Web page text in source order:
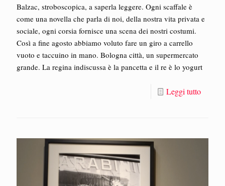
Balzac, stroboscopica, a saperla leggere. Ogni scaffale è
come una novella che parla di noi, della nostra vita privata e
sociale, ogni corsia fornisce una scena dei nostri costumi.
Così a fine agosto abbiamo voluto fare un giro a carrello
vuoto e taccuino in mano. Bologna città, un supermercato
grande. La regina indiscussa è la pancetta e il re è lo yogurt
Leggi tutto